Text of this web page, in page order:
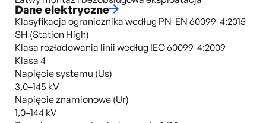
Dane elektryczne
Klasyfikacja ogranicznika według PN-EN 60099-4:2015
SH (Station High)
Klasa rozładowania linii według IEC 60099-4:2009
Klasa 4
Napięcie systemu (Us)
3,0–145 kV
Napięcie znamionowe (Ur)
1,0–144 kV